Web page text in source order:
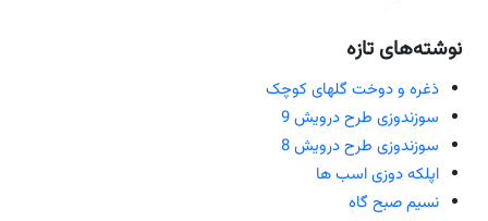
نوشته‌های تازه
ذغره و دوخت گلهای کوچک
سوزندوزی طرح درویش 9
سوزندوزی طرح درویش 8
اپلکه دوزی اسب ها
نسیم صبح گاه